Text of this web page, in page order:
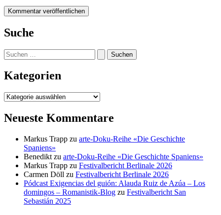
Suche
Suchen
nach:
Kategorien
Kategorien
Neueste Kommentare
Markus Trapp zu arte-Doku-Reihe «Die Geschichte
Spaniens»
Benedikt zu arte-Doku-Reihe «Die Geschichte Spaniens»
Markus Trapp zu Festivalbericht Berlinale 2026
Carmen Döll zu Festivalbericht Berlinale 2026
Pódcast Exigencias del guión: Alauda Ruiz de Azúa – Los
domingos – Romanistik-Blog zu Festivalbericht San
Sebastián 2025